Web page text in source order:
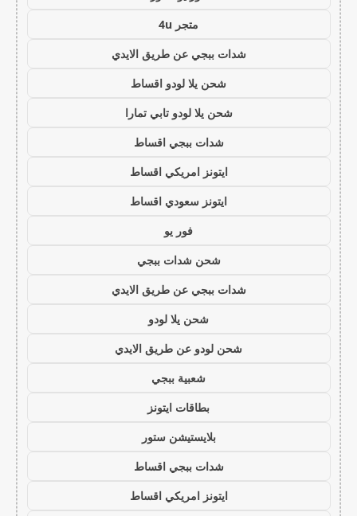
متجر 4u
شدات ببجي عن طريق الايدي
شحن يلا لودو اقساط
شحن يلا لودو تابي تمارا
شدات ببجي اقساط
ايتونز امريكي اقساط
ايتونز سعودي اقساط
فور يو
شحن شدات ببجي
شدات ببجي عن طريق الايدي
شحن يلا لودو
شحن لودو عن طريق الايدي
شعبية ببجي
بطاقات ايتونز
بلايستيشن ستور
شدات ببجي اقساط
ايتونز امريكي اقساط